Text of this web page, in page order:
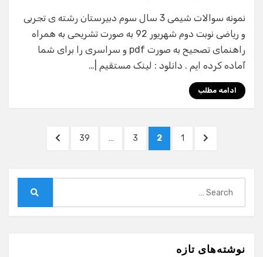
نمونه سوالات شیمی 3 سال سوم دبیرستان رشته ی تجربی
و ریاضی نوبت دوم شهریور 92 به صورت تشریحی به همراه
راهنمای تصحیح به صورت pdf و سراسری را برای شما
آماده کرده ایم . دانلود : لینک مستقیم |…
ادامه مطلب
صفحه‌بندیPREVIOUS
PAGE
1
PAGE
2
PAGE
3
…
PAGE
39
NEXT
نوشته‌های تازه